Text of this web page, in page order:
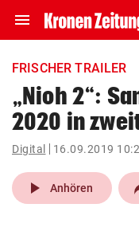
menu Navigation
ein-/ausklappen
account_circle Anmelden
pin_drop
Wien
FRISCHER TRAILER
„Nioh 2“:
2020 in
Digital 16.09.2019
play_arrow Anhören